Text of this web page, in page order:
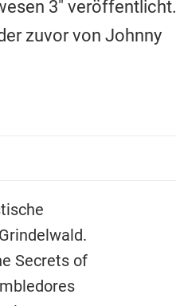
3" veröffentlicht.
zuvor von Johnny
Secrets of